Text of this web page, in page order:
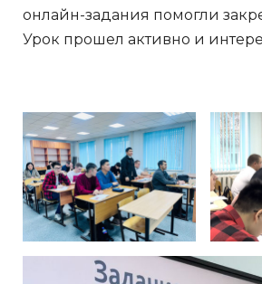
онлайн-задания помогли
Урок прошел активно и